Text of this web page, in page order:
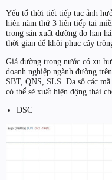
Yếu tố thời tiết tiếp tục ảnh
hiện năm thứ 3 liên tiếp tại
trong sản xuất đường do hạn
thời gian để khôi phục cây
Giá đường trong nước có xu
doanh nghiệp ngành đường
SBT, QNS, SLS. Đa số các
có thể sẽ xuất hiện động thái
DSC